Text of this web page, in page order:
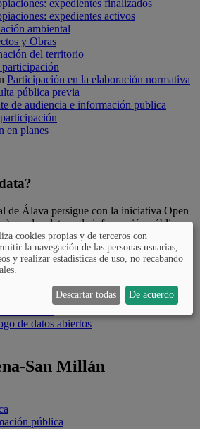
expedientes finalizados
expedientes activos
ambiental
y Obras
del territorio
Participación en la elaboración normativa
pública previa
de audiencia e información publica
en planes
de Álava persigue con la iniciativa Open
que los datos y la información pública
el conjunto de la ciudadanía.
es Open Data?
más frecuentes
Catálogo de datos abiertos
de datos abiertos
San Millán
pública
cookies propias y de terceros con
la navegación de las personas usuarias,
y realizar estadísticas de uso, no recabando
Descartar todas De acuerdo